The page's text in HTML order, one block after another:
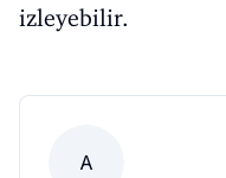
izleyebilir.
A